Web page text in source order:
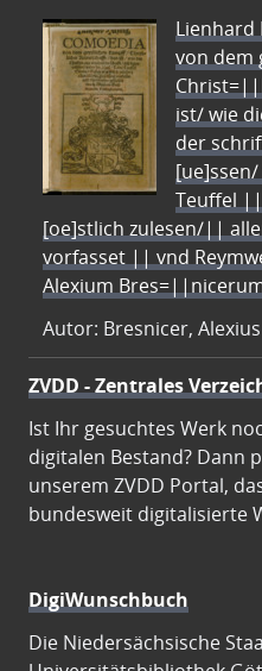
Lienhard
von dem
ist/ wie
der
Teuffel ||
[oe]stlich zulesen/||
vorfasset || vnd
Alexium
Autor: Bresnicer, Alexius
ZVDD - Zentrales
Ist Ihr gesuchtes Werk
digitalen Bestand? Dann
unserem ZVDD Portal,
bundesweit digitalisierte
DigiWunschbuch
Die Niedersächsische